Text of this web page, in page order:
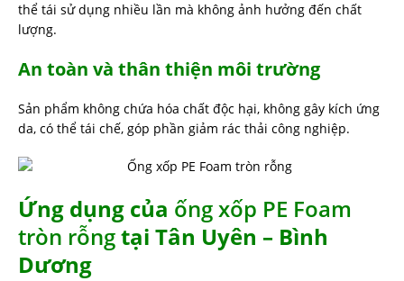
thể tái sử dụng nhiều lần mà không ảnh hưởng đến chất
lượng.
An toàn và thân thiện môi trường
Sản phẩm không chứa hóa chất độc hại, không gây kích ứng
da, có thể tái chế, góp phần giảm rác thải công nghiệp.
Ứng dụng của ống xốp PE Foam
tròn rỗngtại Tân Uyên – Bình
Dương